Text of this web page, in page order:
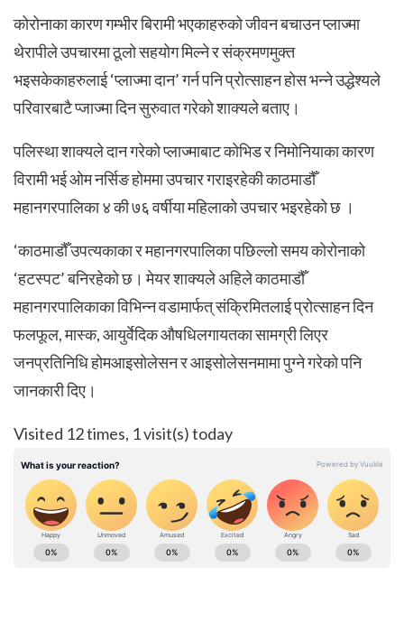
कोरोनाका कारण गम्भीर बिरामी भएकाहरुको जीवन बचाउन प्लाज्मा
थेरापीले उपचारमा ठूलो सहयोग मिल्ने र संक्रमणमुक्त
भइसकेकाहरुलाई ‘प्लाज्मा दान’ गर्न पनि प्रोत्साहन होस भन्ने उद्धेश्यले
परिवारबाटै प्जाज्मा दिन सुरुवात गरेको शाक्यले बताए।
पलिस्था शाक्यले दान गरेको प्लाज्माबाट कोभिड र निमोनियाका कारण
विरामी भई ओम नर्सिङ होममा उपचार गराइरहेकी काठमाडौँ
महानगरपालिका ४ की ७६ वर्षीया महिलाको उपचार भइरहेको छ ।
‘काठमाडौँ उपत्यकाका र महानगरपालिका पछिल्लो समय कोरोनाको
‘हटस्पट’ बनिरहेको छ। मेयर शाक्यले अहिले काठमाडौँ
महानगरपालिकाका विभिन्न वडामार्फत् संक्रिमितलाई प्रोत्साहन दिन
फलफूल, मास्क, आयुर्वेदिक औषधिलगायतका सामग्री लिएर
जनप्रतिनिधि होमआइसोलेसन र आइसोलेसनमामा पुग्ने गरेको पनि
जानकारी दिए।
Visited 12 times, 1 visit(s) today